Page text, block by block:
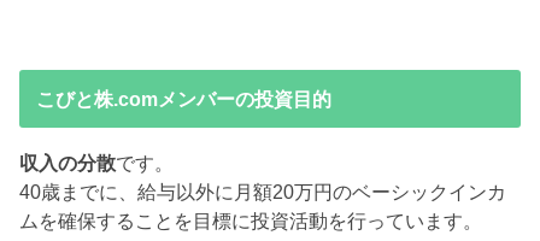
こびと株.comメンバーの投資目的
収入の分散です。
40歳までに、給与以外に月額20万円のベーシックインカ
ムを確保することを目標に投資活動を行っています。